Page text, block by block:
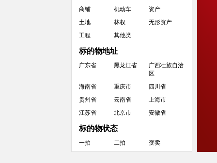
商铺 机动车 资产
土地 林权 无形资产
工程 其他类
标的物地址
广东省 黑龙江省
广西壮族自治
区
海南省 重庆市 四川省
贵州省 云南省 上海市
江苏省 北京市 安徽省
标的物状态
一拍 二拍 变卖